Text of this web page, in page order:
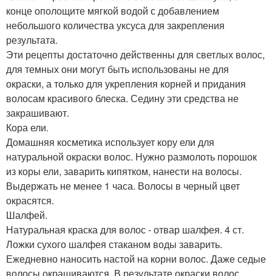
конце ополощите мягкой водой с добавлением
небольшого количества уксуса для закрепления
результата.
Эти рецепты достаточно действенны для светлых волос,
для темных они могут быть использованы не для
окраски, а только для укрепления корней и придания
волосам красивого блеска. Седину эти средства не
закрашивают.
Кора ели.
Домашняя косметика использует кору ели для
натуральной окраски волос. Нужно размолоть порошок
из коры ели, заварить кипятком, нанести на волосы.
Выдержать не менее 1 часа. Волосы в черный цвет
окрасятся.
Шалфей.
Натуральная краска для волос - отвар шалфея. 4 ст.
Ложки сухого шалфея стаканом воды заварить.
Ежедневно наносить настой на корни волос. Даже седые
волосы окрашиваются. В результате окраски волос